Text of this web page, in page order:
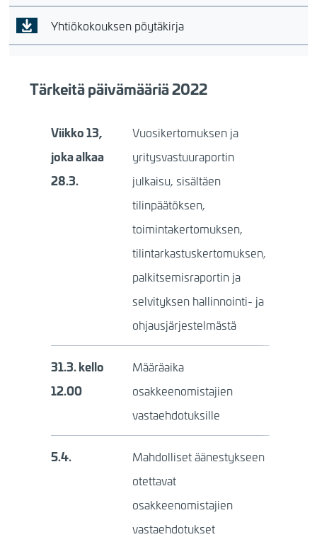
Yhtiökokouksen pöytäkirja
Tärkeitä päivämääriä 2022
Viikko 13,
joka alkaa
28.3.
Vuosikertomuksen ja
yritysvastuuraportin
julkaisu, sisältäen
tilinpäätöksen,
toimintakertomuksen,
tilintarkastuskertomuksen,
palkitsemisraportin ja
selvityksen hallinnointi- ja
ohjausjärjestelmästä
31.3.kello
12.00
Määräaika
osakkeenomistajien
vastaehdotuksille
5.4.
Mahdolliset äänestykseen
otettavat
osakkeenomistajien
vastaehdotukset